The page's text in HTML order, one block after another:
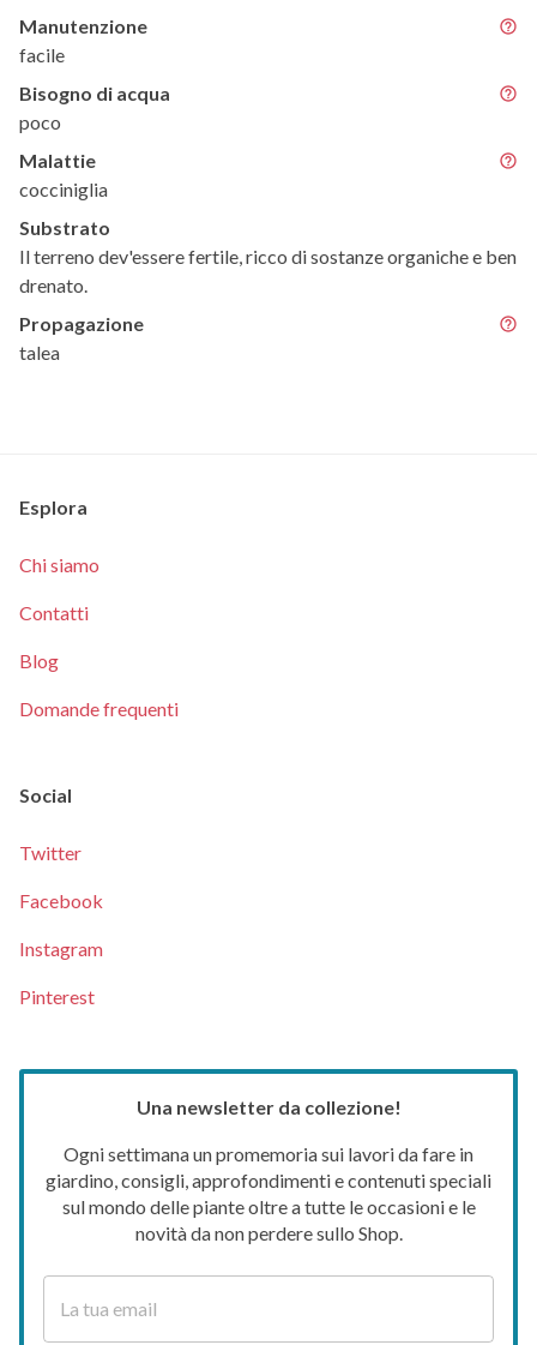
Manutenzione
facile
Bisogno di acqua
poco
Malattie
cocciniglia
Substrato
Il terreno dev'essere fertile, ricco di sostanze organiche e ben
drenato.
Propagazione
talea
Esplora
Chi siamo
Contatti
Blog
Domande frequenti
Social
Twitter
Facebook
Instagram
Pinterest
Una newsletter da collezione!
Ogni settimana un promemoria sui lavori da fare in
giardino, consigli, approfondimenti e contenuti speciali
sul mondo delle piante oltre a tutte le occasioni e le
novità da non perdere sullo Shop.